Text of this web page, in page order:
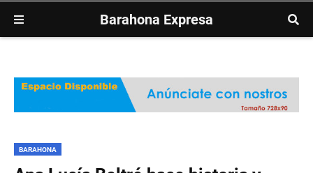
Barahona Expresa
BARAHONA